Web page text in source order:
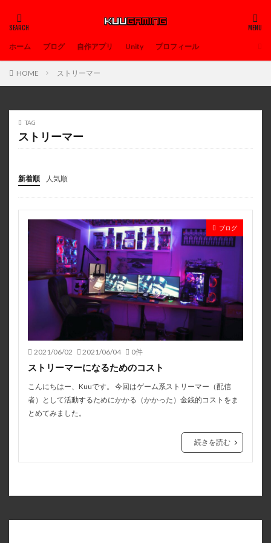
ホーム ブログ 自作アプリ Unity プロフィール
HOME ストリーマー
TAG
ストリーマー
新着順 人気順
ブログ
2021/06/02 2021/06/04 0件
ストリーマーになるためのコスト
こんにちはー、Kuuです。 今回はゲーム系ストリーマー（配信
者）として活動するためにかかる（かかった）金銭的コストをま
とめてみました。
続きを読む